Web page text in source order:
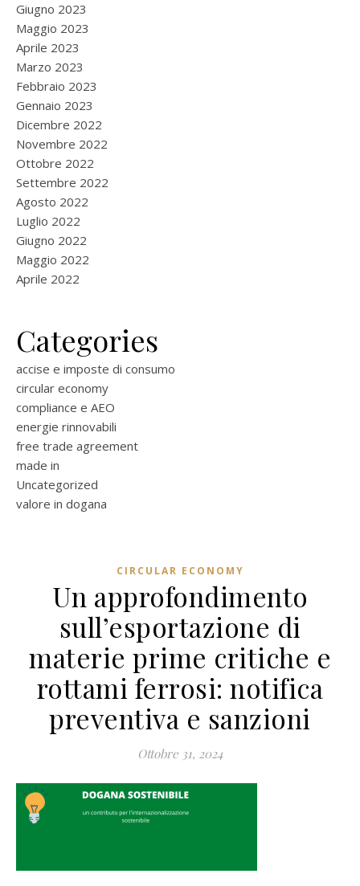
Giugno 2023
Maggio 2023
Aprile 2023
Marzo 2023
Febbraio 2023
Gennaio 2023
Dicembre 2022
Novembre 2022
Ottobre 2022
Settembre 2022
Agosto 2022
Luglio 2022
Giugno 2022
Maggio 2022
Aprile 2022
Categories
accise e imposte di consumo
circular economy
compliance e AEO
energie rinnovabili
free trade agreement
made in
Uncategorized
valore in dogana
CIRCULAR ECONOMY
Un approfondimento
sull’esportazione di
materie prime critiche e
rottami ferrosi: notifica
preventiva e sanzioni
Ottobre 31, 2024